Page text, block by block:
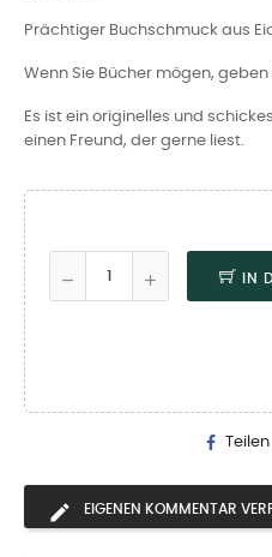
Prächtiger Buchschmuck aus
Wenn Sie Bücher mögen,
Es ist ein originelles und
einen Freund, der gerne liest.
IN
Teilen
EIGENEN KOMMENTAR